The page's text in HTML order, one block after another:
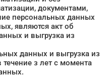
документами,
персональных данных
являются акт об
и выгрузка из
данных и выгрузка из
з лет с момента